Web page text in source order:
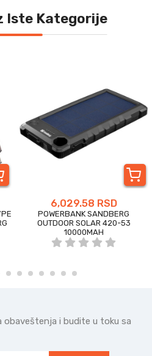
Iste Kategorije
6,029.58 RSD
POWERBANK SANDBERG
OUTDOOR SOLAR 420-53
10000MAH
obaveštenja i budite u toku sa